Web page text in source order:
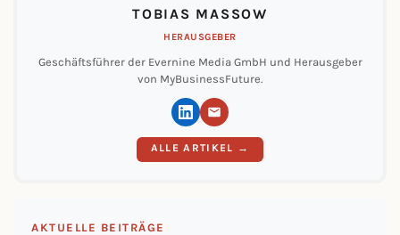
TOBIAS MASSOW
HERAUSGEBER
Geschäftsführer der Evernine Media GmbH und Herausgeber
von MyBusinessFuture.
ALLE ARTIKEL →
AKTUELLE BEITRÄGE